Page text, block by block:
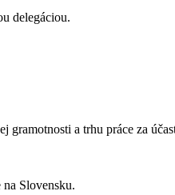
delegáciou.
a trhu práce za
Slovensku.